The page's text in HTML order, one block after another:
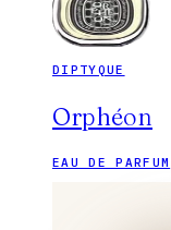
DIPTYQUE
Orphéon
EAU DE PARFUM